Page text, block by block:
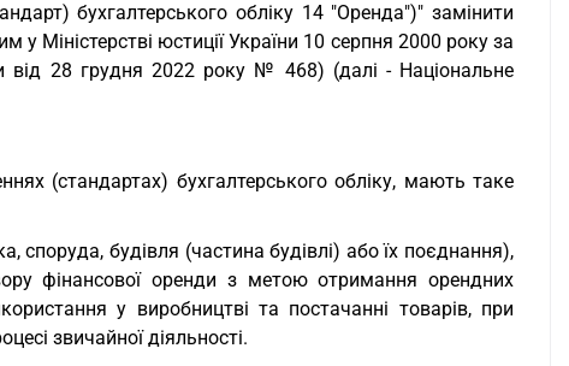
бухгалтерського обліку 14 "Оренда")" замінити
у Міністерстві юстиції України 10 серпня 2000 року за
від 28 грудня 2022 року № 468) (далі - Національне
(стандартах) бухгалтерського обліку, мають таке
споруда, будівля (частина будівлі) або їх поєднання),
фінансової оренди з метою отримання орендних
у виробництві та постачанні товарів, при
звичайної діяльності.